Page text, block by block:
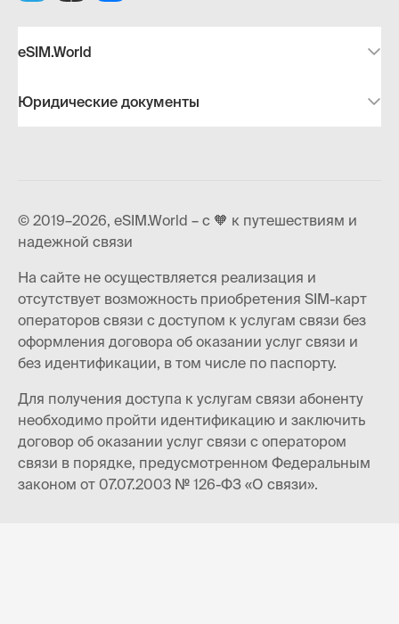
eSIM.World
Юридические документы
© 2019–2026, eSIM.World – с 🧡 к путешествиям и
надежной связи
На сайте не осуществляется реализация и
отсутствует возможность приобретения SIM-карт
операторов связи с доступом к услугам связи без
оформления договора об оказании услуг связи и
без идентификации, в том числе по паспорту.
Для получения доступа к услугам связи абоненту
необходимо пройти идентификацию и заключить
договор об оказании услуг связи с оператором
связи в порядке, предусмотренном Федеральным
законом от 07.07.2003 № 126-ФЗ «О связи».